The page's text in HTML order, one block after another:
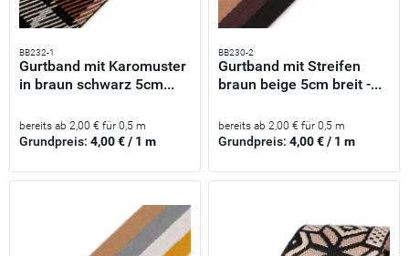
BB232-1
Gurtband mit Karomuster
in braun schwarz 5cm...
bereits ab 2,00 € für 0,5 m
Grundpreis:4,00 € / 1 m
BB230-2
Gurtband mit Streifen
braun beige 5cm breit -...
bereits ab 2,00 € für 0,5 m
Grundpreis:4,00 € / 1 m